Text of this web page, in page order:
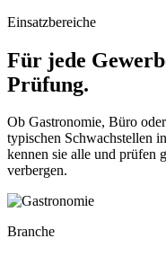
Einsatzbereiche
Für jede
Prüfung.
Ob Gastronomie, Büro
typischen Schwachstellen
kennen sie alle und prüfen
verbergen.
Branche